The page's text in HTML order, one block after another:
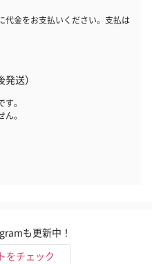
代金をお支払いください。支払は
送）
。
。
も更新中！
をチェック